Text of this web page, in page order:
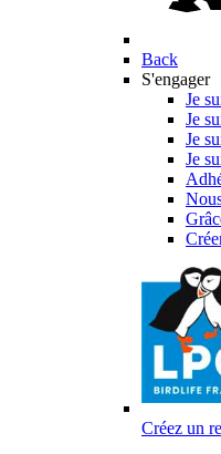
Back
S'engager
Je
Je
Je
Je
Créez un